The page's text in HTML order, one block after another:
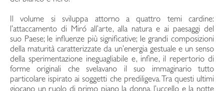
Il volume si sviluppa attorno a quattro temi cardine:
l’attaccamento di Miró all’arte, alla natura e ai paesaggi del
suo Paese; le influenze più significative; le grandi composizioni
della maturità caratterizzate da un’energia gestuale e un senso
della sperimentazione ineguagliabile e, infine, il repertorio di
forme originali che svelavano il suo immaginario tutto
particolare ispirato ai soggetti che prediligeva. Tra questi ultimi